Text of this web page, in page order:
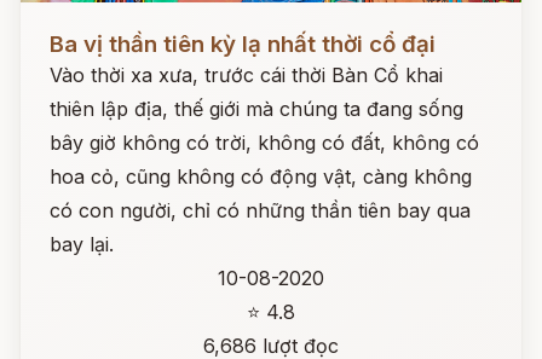
Ba vị thần tiên kỳ lạ nhất thời cổ đại
Vào thời xa xưa, trước cái thời Bàn Cổ khai
thiên lập địa, thế giới mà chúng ta đang sống
bây giờ không có trời, không có đất, không có
hoa cỏ, cũng không có động vật, càng không
có con người, chỉ có những thần tiên bay qua
bay lại.
10-08-2020
⭐ 4.8
6,686 lượt đọc